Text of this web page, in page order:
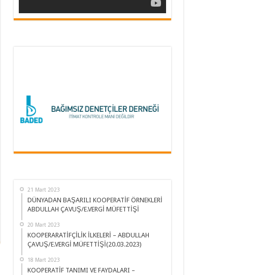
21 Mart 2023
DÜNYADAN BAŞARILI KOOPERATİF ÖRNEKLERİ
ABDULLAH ÇAVUŞ/E.VERGİ MÜFETTİŞİ
20 Mart 2023
KOOPERARATİFÇİLİK İLKELERİ – ABDULLAH
ÇAVUŞ/E.VERGİ MÜFETTİŞİ(20.03.2023)
18 Mart 2023
KOOPERATİF TANIMI VE FAYDALARI –